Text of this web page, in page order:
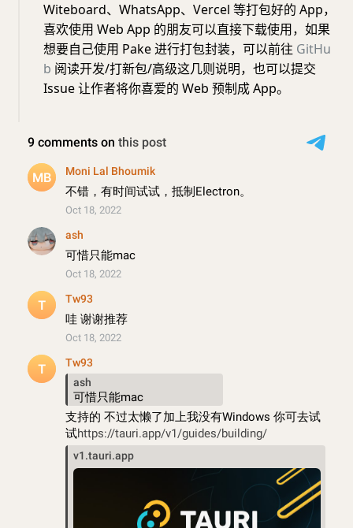
Witeboard、WhatsApp、Vercel 等打包好的 App，
喜欢使用 Web App 的朋友可以直接下载使用，如果
想要自己使用 Pake 进行打包封装，可以前往 GitHu
b 阅读开发/打新包/高级这几则说明，也可以提交
Issue 让作者将你喜爱的 Web 预制成 App。